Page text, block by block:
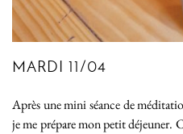
MARDI 11/04
Après une mini séance de
je me prépare mon petit déjeuner.